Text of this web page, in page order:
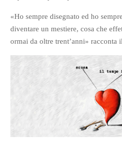
«Ho sempre disegnato ed ho
diventare un mestiere, cosa che
ormai da oltre trent’anni» racconta